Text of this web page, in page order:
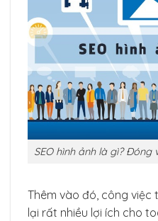
SEO hình ảnh là gì?
Thêm vào đó, công việc
lại rất nhiều lợi ích cho